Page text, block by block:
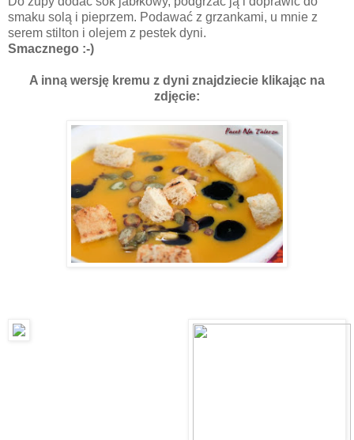
smaku solą i pieprzem. Podawać z grzankami, u mnie z
serem stilton i olejem z pestek dyni.
Smacznego :-)
A inną wersję kremu z dyni znajdziecie klikając na
zdjęcie: